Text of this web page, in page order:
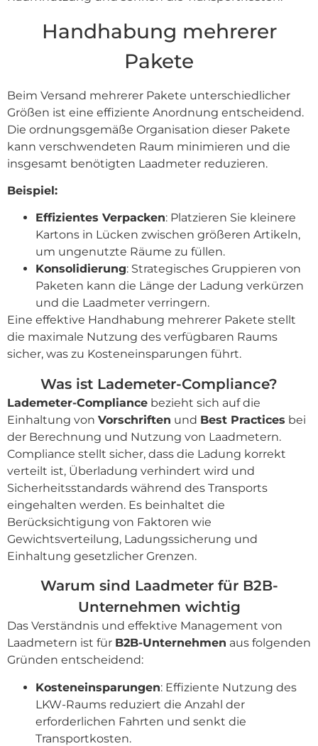
Handhabung mehrerer
Pakete
Beim Versand mehrerer Pakete unterschiedlicher
Größen ist eine effiziente Anordnung entscheidend.
Die ordnungsgemäße Organisation dieser Pakete
kann verschwendeten Raum minimieren und die
insgesamt benötigten Laadmeter reduzieren.
Beispiel:
Effizientes Verpacken: Platzieren Sie kleinere
Kartons in Lücken zwischen größeren Artikeln,
um ungenutzte Räume zu füllen.
Konsolidierung: Strategisches Gruppieren von
Paketen kann die Länge der Ladung verkürzen
und die Laadmeter verringern.
Eine effektive Handhabung mehrerer Pakete stellt
die maximale Nutzung des verfügbaren Raums
sicher, was zu Kosteneinsparungen führt.
Was ist Lademeter-Compliance?
Lademeter-Compliance bezieht sich auf die
Einhaltung von Vorschriften und Best Practices bei
der Berechnung und Nutzung von Laadmetern.
Compliance stellt sicher, dass die Ladung korrekt
verteilt ist, Überladung verhindert wird und
Sicherheitsstandards während des Transports
eingehalten werden. Es beinhaltet die
Berücksichtigung von Faktoren wie
Gewichtsverteilung, Ladungssicherung und
Einhaltung gesetzlicher Grenzen.
Warum sind Laadmeter für B2B-
Unternehmen wichtig
Das Verständnis und effektive Management von
Laadmetern ist für B2B-Unternehmen aus folgenden
Gründen entscheidend:
Kosteneinsparungen: Effiziente Nutzung des
LKW-Raums reduziert die Anzahl der
erforderlichen Fahrten und senkt die
Transportkosten.